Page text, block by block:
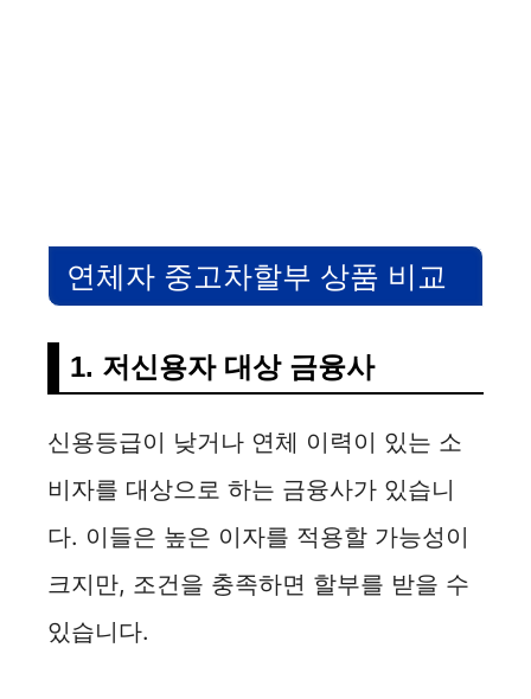
연체자 중고차할부 상품 비교
1. 저신용자 대상 금융사
신용등급이 낮거나 연체 이력이 있는 소
비자를 대상으로 하는 금융사가 있습니
다. 이들은 높은 이자를 적용할 가능성이
크지만, 조건을 충족하면 할부를 받을 수
있습니다.